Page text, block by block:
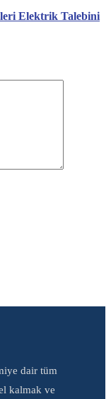
Elektrik Talebini
dair tüm
kalmak ve